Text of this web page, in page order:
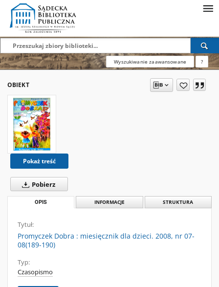
Wyszukiwanie zaawansowane ?
OBIEKT
Pokaż treść
Pobierz
OPIS INFORMACJE STRUKTURA
Tytuł:
Promyczek Dobra : miesięcznik dla dzieci. 2008, nr 07-
08(189-190)
Typ:
Czasopismo